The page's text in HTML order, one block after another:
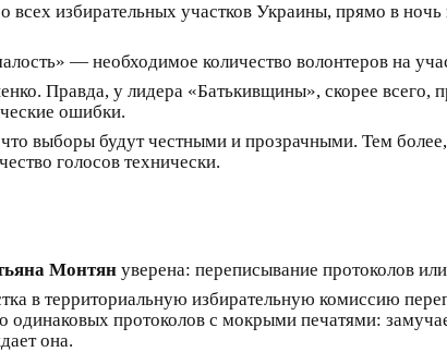
избирательных участков Украины, прямо в ночь
— необходимое количество волонтеров на
Правда, у лидера «Батькивщины», скорее всего,
ошибки.
выборы будут честными и прозрачными. Тем
голосов технически.
Монтян уверена: переписывание протоколов
в территориальную избирательную комиссию
протоколов с мокрыми печатями:
она.